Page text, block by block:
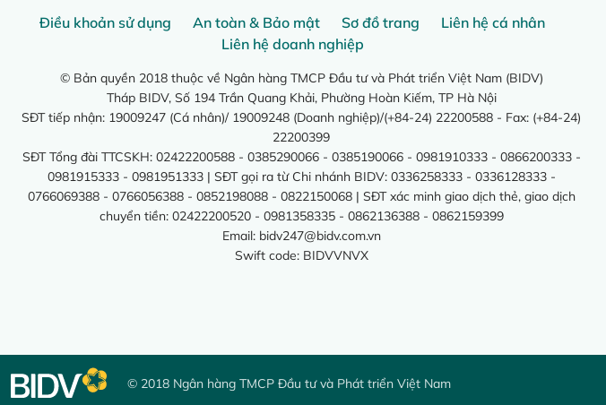
Điều khoản sử dụng An toàn & Bảo mật Sơ đồ trang
Liên hệ cá nhân
Liên hệ doanh nghiệp
© Bản quyền 2018 thuộc về Ngân hàng TMCP Đầu tư và Phát triển Việt Nam (BIDV)
Tháp BIDV, Số 194 Trần Quang Khải, Phường Hoàn Kiếm, TP Hà Nội
SĐT tiếp nhận: 19009247 (Cá nhân)/ 19009248 (Doanh nghiệp)/(+84-24) 22200588 - Fax: (+84-24)
22200399
SĐT Tổng đài TTCSKH: 02422200588 - 0385290066 - 0385190066 - 0981910333 - 0866200333 -
0981915333 - 0981951333 | SĐT gọi ra từ Chi nhánh BIDV: 0336258333 - 0336128333 -
0766069388 - 0766056388 - 0852198088 - 0822150068 | SĐT xác minh giao dịch thẻ, giao dịch
chuyển tiền: 02422200520 - 0981358335 - 0862136388 - 0862159399
Email: bidv247@bidv.com.vn
Swift code: BIDVVNVX
© 2018 Ngân hàng TMCP Đầu tư và Phát triển Việt Nam